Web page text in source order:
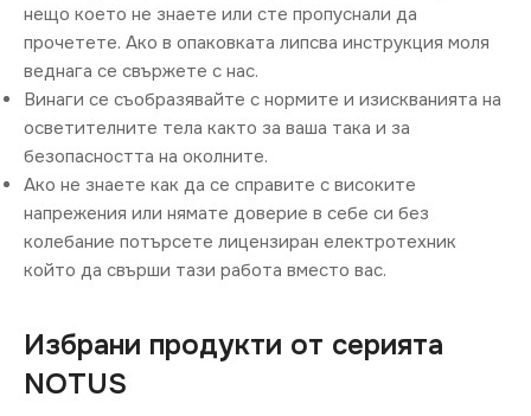
нещо което не знаете или сте пропуснали да
прочетете. Ако в опаковката липсва инструкция моля
веднага се свържете с нас.
Винаги се съобразявайте с нормите и изискванията на
осветителните тела както за ваша така и за
безопасността на околните.
Ако не знаете как да се справите с високите
напрежения или нямате доверие в себе си без
колебание потърсете лицензиран електротехник
който да свърши тази работа вместо вас.
Избрани продукти от серията
NOTUS